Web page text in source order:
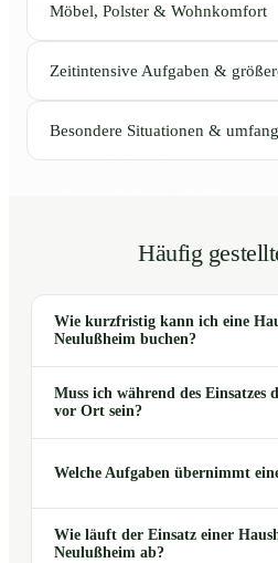
Möbel, Polster & Wohnkomfort
Zeitintensive Aufgaben &
Besondere Situationen &
Häufig
Wie kurzfristig kann ich eine
Neulußheim buchen?
Muss ich während des Einsatzes
vor Ort sein?
Welche Aufgaben übernimmt
Wie läuft der Einsatz einer
Neulußheim ab?